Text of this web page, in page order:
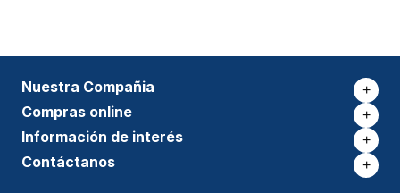
Nuestra Compañia +
Compras online +
Información de interés +
Contáctanos +